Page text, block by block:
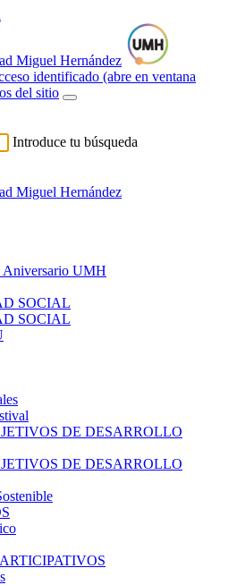
identificado (abre en ventana
del sitio
Introduce tu búsqueda
Aniversario UMH
SOCIAL
SOCIAL
DE DESARROLLO
DE DESARROLLO